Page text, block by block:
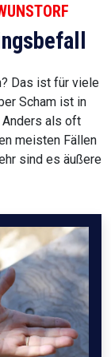
Das ist für viele
Scham ist in
als oft
meisten Fällen
sind es äußere